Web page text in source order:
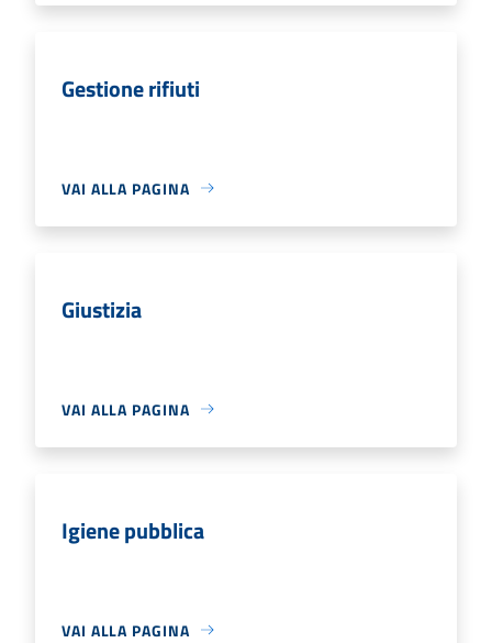
Gestione rifiuti
VAI ALLA PAGINA
Giustizia
VAI ALLA PAGINA
Igiene pubblica
VAI ALLA PAGINA